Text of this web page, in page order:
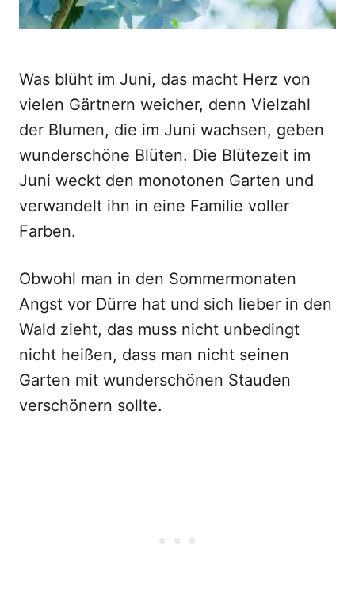
Was blüht im Juni, das macht Herz von
vielen Gärtnern weicher, denn Vielzahl
der Blumen, die im Juni wachsen, geben
wunderschöne Blüten. Die Blütezeit im
Juni weckt den monotonen Garten und
verwandelt ihn in eine Familie voller
Farben.
Obwohl man in den Sommermonaten
Angst vor Dürre hat und sich lieber in den
Wald zieht, das muss nicht unbedingt
nicht heißen, dass man nicht seinen
Garten mit wunderschönen Stauden
verschönern sollte.